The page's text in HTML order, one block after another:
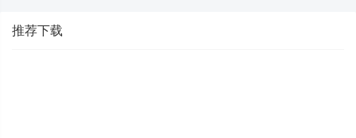
推荐下载